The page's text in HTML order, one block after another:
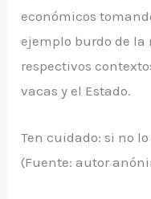
económicos
ejemplo burdo de la
respectivos
vacas y el Estado.
Ten cuidado: si no
(Fuente: autor